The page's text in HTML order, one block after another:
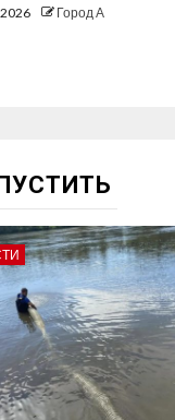
Город А